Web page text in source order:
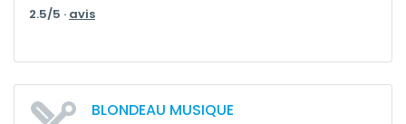
2.5/5 · avis
BLONDEAU MUSIQUE